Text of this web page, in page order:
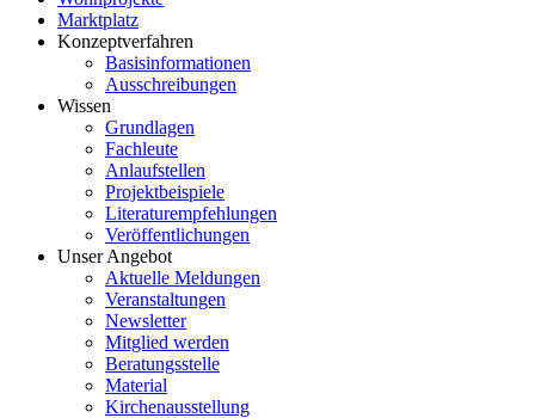
Marktplatz
Konzeptverfahren
Basisinformationen
Ausschreibungen
Wissen
Grundlagen
Fachleute
Anlaufstellen
Projektbeispiele
Literaturempfehlungen
Veröffentlichungen
Unser Angebot
Aktuelle Meldungen
Veranstaltungen
Newsletter
Mitglied werden
Beratungsstelle
Material
Kirchenausstellung